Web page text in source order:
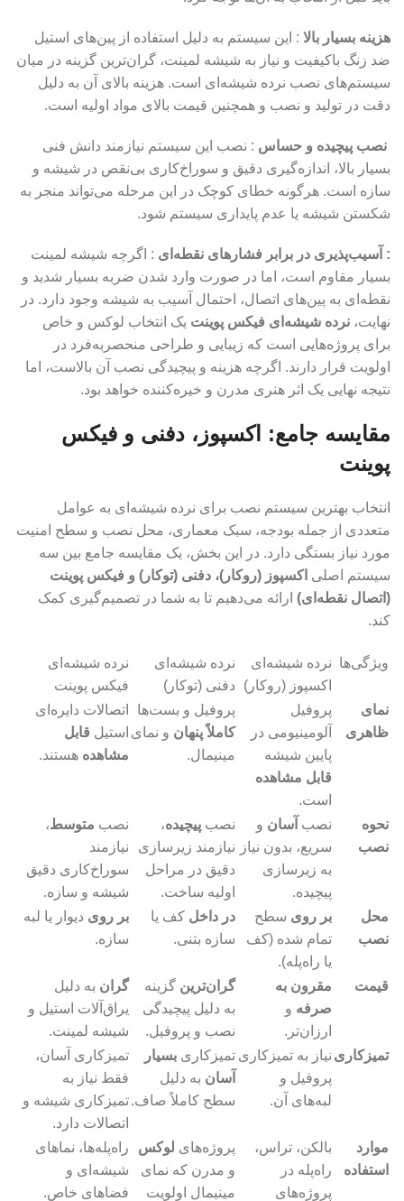
هزینه بسیار بالا : این سیستم به دلیل استفاده از پین‌های استیل
ضد زنگ باکیفیت و نیاز به شیشه لمینت، گران‌ترین گزینه در میان
سیستم‌های نصب نرده شیشه‌ای است. هزینه بالای آن به دلیل
دقت در تولید و نصب و همچنین قیمت بالای مواد اولیه است.
نصب پیچیده و حساس : نصب این سیستم نیازمند دانش فنی
بسیار بالا، اندازه‌گیری دقیق و سوراخ‌کاری بی‌نقص در شیشه و
سازه است. هرگونه خطای کوچک در این مرحله می‌تواند منجر به
شکستن شیشه یا عدم پایداری سیستم شود.
: آسیب‌پذیری در برابر فشارهای نقطه‌ای : اگرچه شیشه لمینت
بسیار مقاوم است، اما در صورت وارد شدن ضربه بسیار شدید و
نقطه‌ای به پین‌های اتصال، احتمال آسیب به شیشه وجود دارد. در
نهایت، نرده شیشه‌ای فیکس پوینت یک انتخاب لوکس و خاص
برای پروژه‌هایی است که زیبایی و طراحی منحصربه‌فرد در
اولویت قرار دارند. اگرچه هزینه و پیچیدگی نصب آن بالاست، اما
نتیجه نهایی یک اثر هنری مدرن و خیره‌کننده خواهد بود.
مقایسه جامع: اکسپوز، دفنی و فیکس
پوینت
انتخاب بهترین سیستم نصب برای نرده شیشه‌ای به عوامل
متعددی از جمله بودجه، سبک معماری، محل نصب و سطح امنیت
مورد نیاز بستگی دارد. در این بخش، یک مقایسه جامع بین سه
سیستم اصلی اکسپوز (روکار)، دفنی (توکار) و فیکس پوینت
(اتصال نقطه‌ای) ارائه می‌دهیم تا به شما در تصمیم‌گیری کمک
کند.
ویژگی‌ها نرده شیشه‌ای
اکسپوز (روکار)
نرده شیشه‌ای
دفنی (توکار)
نرده شیشه‌ای
فیکس پوینت
نمای
ظاهری
پروفیل
آلومینیومی در
پایین شیشه
قابل مشاهده
است.
پروفیل و بست‌ها
کاملاً پنهان و نمای
مینیمال.
اتصالات دایره‌ای
استیل قابل
مشاهده هستند.
نحوه
نصب
نصب آسان و
سریع، بدون نیاز
به زیرسازی
پیچیده.
نصب پیچیده،
نیازمند زیرسازی
دقیق در مراحل
اولیه ساخت.
نصب متوسط،
نیازمند
سوراخ‌کاری دقیق
شیشه و سازه.
محل
نصب
بر روی سطح
تمام شده (کف
یا راه‌پله).
در داخل کف یا
سازه بتنی.
بر روی دیوار یا لبه
سازه.
قیمت
مقرون به
صرفه و
ارزان‌تر.
گران‌ترین گزینه
به دلیل پیچیدگی
نصب و پروفیل.
گران به دلیل
یراق‌آلات استیل و
شیشه لمینت.
تمیزکاری نیاز به تمیزکاری
پروفیل و
لبه‌های آن.
تمیزکاری بسیار
آسان به دلیل
سطح کاملاً صاف.
تمیزکاری آسان،
فقط نیاز به
تمیزکاری شیشه و
اتصالات دارد.
موارد
استفاده
بالکن، تراس،
راه‌پله در
پروژه‌های
پروژه‌های لوکس
و مدرن که نمای
مینیمال اولویت
راه‌پله‌ها، نماهای
شیشه‌ای و
فضاهای خاص.